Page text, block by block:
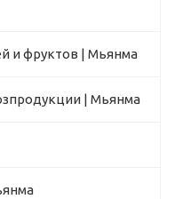
и фруктов | Мьянма
| Мьянма